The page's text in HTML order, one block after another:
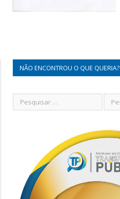
NÃO ENCONTROU O QUE QUERIA?